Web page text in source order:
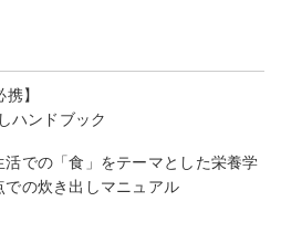
】
ハンドブック
活での「食」をテーマとした栄養学
での炊き出しマニュアル